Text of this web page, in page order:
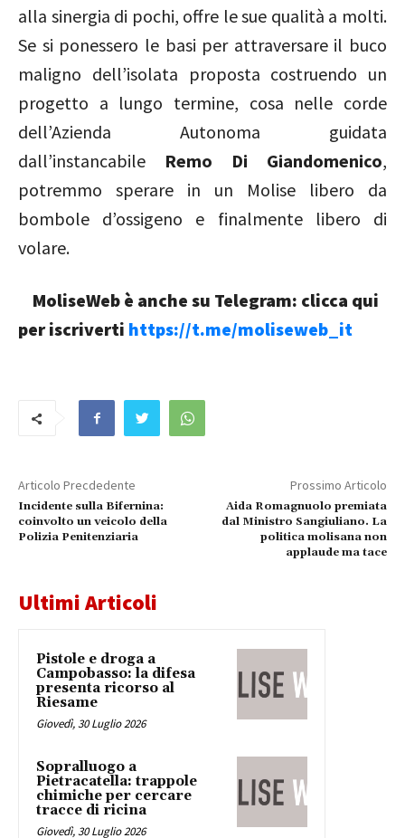
alla sinergia di pochi, offre le sue qualità a molti.
Se si ponessero le basi per attraversare il buco
maligno dell’isolata proposta costruendo un
progetto a lungo termine, cosa nelle corde
dell’Azienda Autonoma guidata
dall’instancabile Remo Di Giandomenico,
potremmo sperare in un Molise libero da
bombole d’ossigeno e finalmente libero di
volare.
MoliseWeb è anche su Telegram: clicca qui
per iscriverti https://t.me/moliseweb_it
Articolo Precdedente
Incidente sulla Bifernina:
coinvolto un veicolo della
Polizia Penitenziaria
Prossimo Articolo
Aida Romagnuolo premiata
dal Ministro Sangiuliano. La
politica molisana non
applaude ma tace
Ultimi Articoli
Pistole e droga a
Campobasso: la difesa
presenta ricorso al
Riesame
Giovedì, 30 Luglio 2026
Sopralluogo a
Pietracatella: trappole
chimiche per cercare
tracce di ricina
Giovedì, 30 Luglio 2026